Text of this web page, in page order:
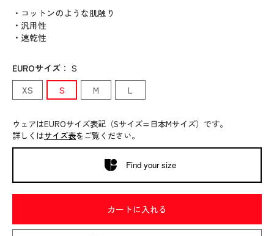
・コットンのような肌触り
・汎用性
・速乾性
EUROサイズ ： S
XS
S M L
ウェアはEUROサイズ表記（Sサイズ=日本Mサイズ）です。
詳しくはサイズ表をご覧ください。
Find your size
カートに入れる